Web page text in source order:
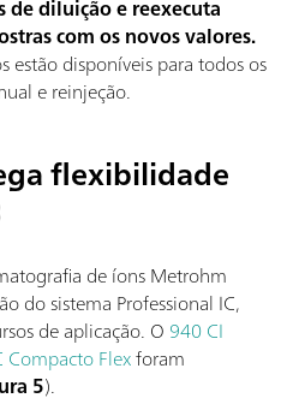
de diluição e reexecuta
com os novos valores.
estão disponíveis para todos os
e reinjeção.
flexibilidade
de íons Metrohm
do sistema Professional IC,
de aplicação. O 940 CI
Compacto Flexforam
5).